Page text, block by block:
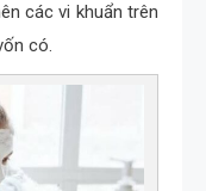
các vi khuẩn trên
có.